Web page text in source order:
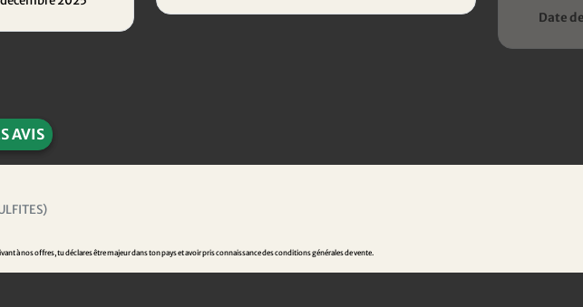
Date
AVIS
à nos offres, tu déclares être majeur dans ton pays et avoir pris connaissance des conditions générales de vente.